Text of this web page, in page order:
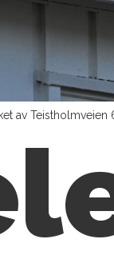
av Teistholmveien